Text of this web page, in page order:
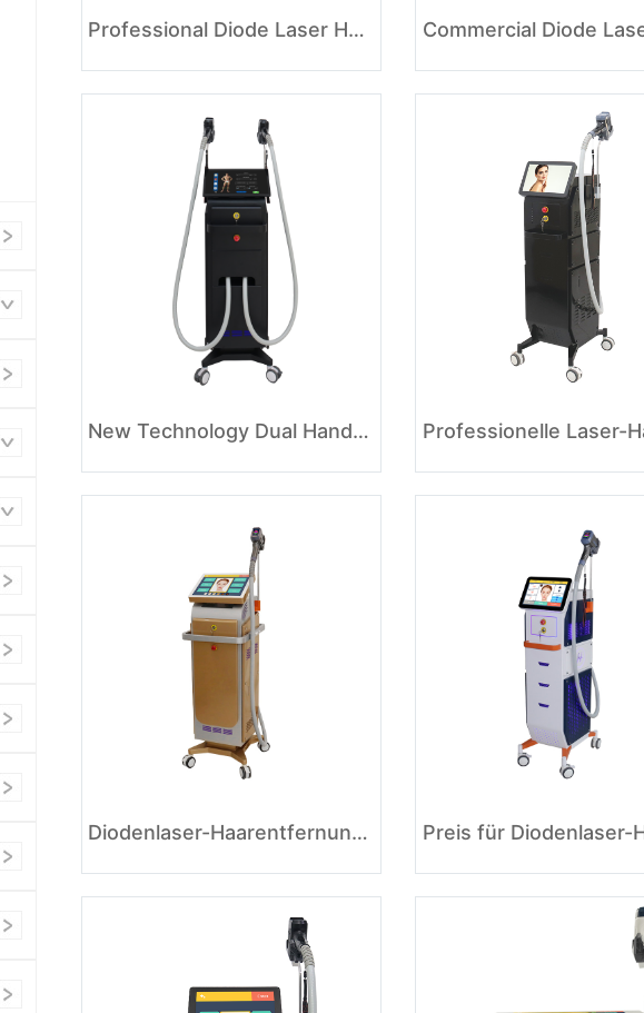
Professional Diode Laser Hair Removal Equipment for Beauty Clinic
New Technology Dual Handpieces Laser Hair Removal Machine
Diodenlaser-Haarentfernungsgerät zu verkaufen